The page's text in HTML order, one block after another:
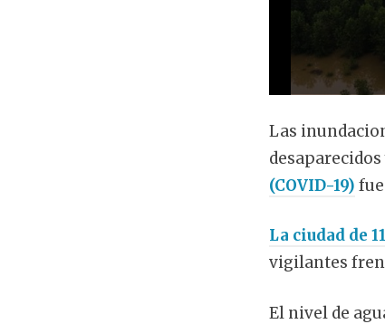
Las
(COVID-19)
La ciudad de
vigilantes
El nivel de